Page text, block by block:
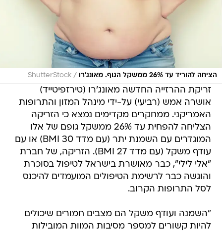
הציחה להוריד עד 26% ממשקל הגוף. מאונג'רו /
ShutterStock
זריקת ההרזייה החדשה מאונג'רו (טירזפיטייד)
אושרה אמש (רביעי) על-ידי מינהל המזון והתרופות
האמריקני. ממחקרים מקדימים נמצא כי הזריקה
הצליחה להפחית עד 26% ממשקל גופם של אלו
המוגדרים עם השמנת יתר (עם מדד BMI 30) או עם
עודף משקל (עם מדד BMI 27). הזריקה, של חברת
"אלי לילי", כבר מאושרת בישראל לטיפול בסוכרת
והוגשה כבר לרשימת הטיפולים המועמדים להיכנס
לסל התרופות הקרוב.
"השמנה ועודף משקל הם מצבים חמורים שיכולים
להיות קשורים למספר מסיבות המוות המובילות